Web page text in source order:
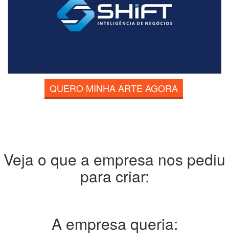
QUERO MINHA ARTE AGORA
Veja o que a empresa nos pediu
para criar:
A empresa queria: